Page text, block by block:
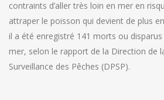
contraints d’aller très loin en mer en
attraper le poisson qui devient de plus
il a été enregistré 141 morts ou
mer, selon le rapport de la Direction de
Surveillance des Pêches (DPSP).